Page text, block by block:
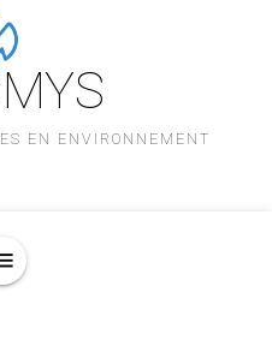
EN ENVIRONNEMENT